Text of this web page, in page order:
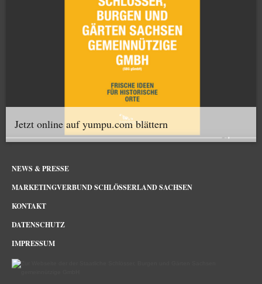
Jetzt online auf yumpu.com blättern
NEWS & PRESSE
MARKETINGVERBUND SCHLÖSSERLAND SACHSEN
KONTAKT
DATENSCHUTZ
IMPRESSUM